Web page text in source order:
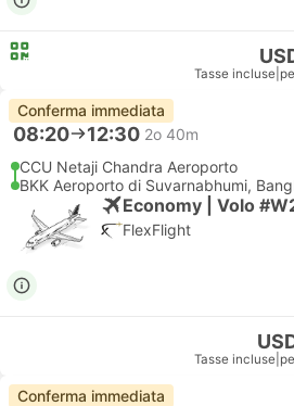
Tasse incluse
Conferma immediata
08:20 12:30 2o 40m
CCU Netaji Chandra Aeroporto
BKK Aeroporto di Suvarnabhumi,
Economy | Volo
FlexFlight
Tasse incluse
Conferma immediata